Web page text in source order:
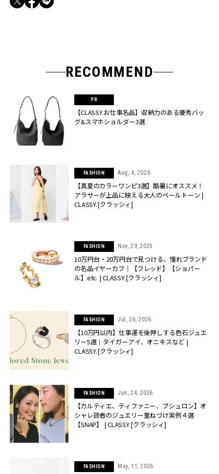
RECOMMEND
【CLASSY.お仕事名品】収納力のある優秀バッ
グ&スマホショルダー3選
FASHION Aug, 4, 2026
【真夏のカラーワンピ3選】酷暑にオススメ！
アラサーが上品に映える大人のペールトーン |
CLASSY.[クラッシィ]
FASHION Nov, 29, 2025
10万円台・20万円台で見つける、憧れブランド
の名品イヤーカフ｜【フレッド】【ショパー
ル】etc. | CLASSY.[クラッシィ]
FASHION Jul, 26, 2026
【10万円以内】仕事運を後押しする色石ジュエ
リー5選｜タイガーアイ、オニキスなど |
CLASSY.[クラッシィ]
FASHION Jun, 24, 2026
【カルティエ、ティファニー、ブシュロン】オ
シャレ読者のジュエリー重ねづけ実例４選
【SNAP】 | CLASSY.[クラッシィ]
FASHION May, 11, 2026